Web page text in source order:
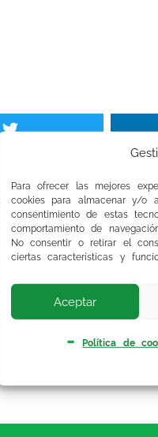
Para ofrecer las mejores
cookies para almacenar y/o
consentimiento de estas
comportamiento de
No consentir o retirar el
ciertas características y
Aceptar
Política de
MEDICO
y Bienestar
( https://
dar inicio a una